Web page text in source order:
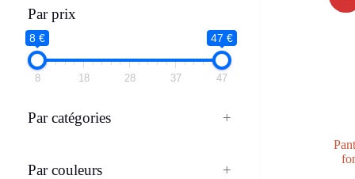
Par
Par prix
8 € 47 €
8 18 28 37 47
Par catégories +
Par couleurs +